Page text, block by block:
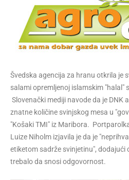
Švedska agencija za hranu otkrila je
salami opremljenoj islamskim "halal"
Slovenački mediji navode da je
znatne količine svinjskog mesa u
"Košaki TMI" iz Maribora.
Luize Niholm izjavila je da je
etiketom sadrže svinjetinu", dodajući
trebalo da snosi odgovornost.